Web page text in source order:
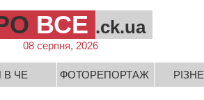
ВСЕ .ck.ua
08 серпня, 2026
ЧЕ ФОТОРЕПОРТАЖ РІЗНЕ